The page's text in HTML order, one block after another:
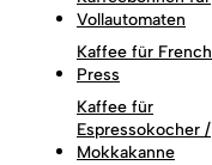
Vollautomaten
Kaffee für French
Press
Kaffee für
Espressokocher /
Mokkakanne